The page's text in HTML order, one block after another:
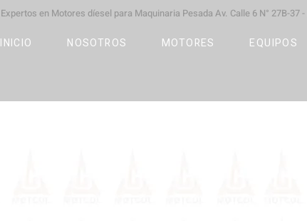
Expertos en Motores díesel para Maquinaria Pesada Av. Calle 6 N° 27B-37 -
INICIO NOSOTROS MOTORES EQUIPOS